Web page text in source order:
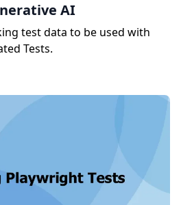
AI
test data to be used with
Tests.